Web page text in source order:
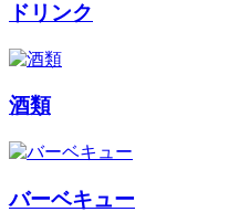
ドリンク
酒類
バーベキュー